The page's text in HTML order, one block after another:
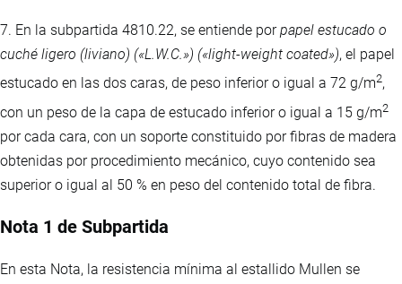
7. En la subpartida 4810.22, se entiende porpapel estucado o
cuché ligero (liviano) («L.W.C.») («light-weight coated»), el papel
estucado en las dos caras, de peso inferior o igual a 72 g/m2,
con un peso de la capa de estucado inferior o igual a 15 g/m2
por cada cara, con un soporte constituido por fibras de madera
obtenidas por procedimiento mecánico, cuyo contenido sea
superior o igual al 50 % en peso del contenido total de fibra.
Nota 1 de Subpartida
En esta Nota, la resistencia mínima al estallido Mullen se